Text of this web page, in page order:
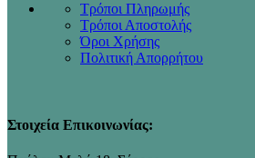
Τρόποι Πληρωμής
Τρόποι Αποστολής
Όροι Χρήσης
Πολιτική Απορρήτου
Στοιχεία Επικοινωνίας: